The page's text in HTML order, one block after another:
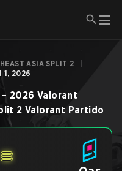
ASIA SPLIT 2
1, 2026
– 2026 Valorant
2 Valorant Partido